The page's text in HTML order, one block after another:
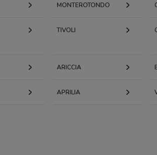
MONTEROTONDO
TIVOLI
ARICCIA
APRILIA